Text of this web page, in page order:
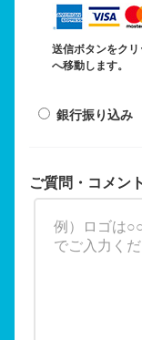
送信ボタンをク
へ移動します。
銀行振り込み
ご質問・コメント